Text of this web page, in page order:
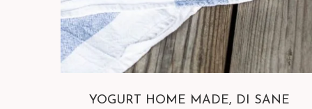
YOGURT HOME MADE, DI SANE